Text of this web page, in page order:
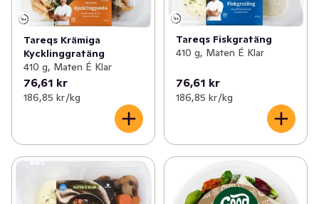
Tareqs Krämiga
Kycklinggratäng
410 g, Maten É Klar
76,61 kr
186,85 kr /kg
Tareqs Fiskgratäng
410 g, Maten É Klar
76,61 kr
186,85 kr /kg